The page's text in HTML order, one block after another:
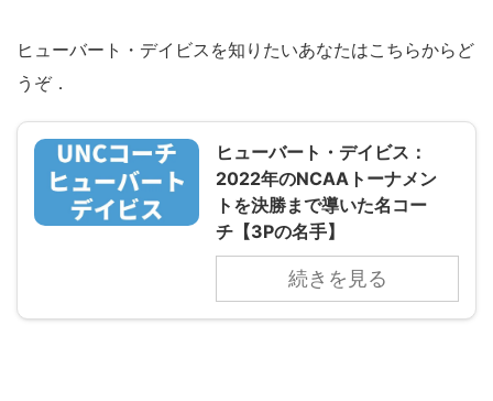
ヒューバート・デイビスを知りたいあなたはこちらからど
うぞ．
ヒューバート・デイビス：
2022年のNCAAトーナメン
トを決勝まで導いた名コー
チ【3Pの名手】
続きを見る